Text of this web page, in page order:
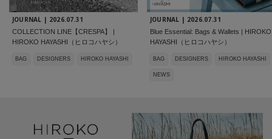
JOURNAL | 2026.07.31
COLLECTION LINE【CRESPA】 |
HIROKO HAYASHI（ヒロコハヤシ）
BAG DESIGNERS HIROKO HAYASHI
JOURNAL | 2026.07.31
Blue Essential: Bags & Wallets | HIROKO
HAYASHI（ヒロコハヤシ）
BAG DESIGNERS HIROKO HAYASHI
NEWS